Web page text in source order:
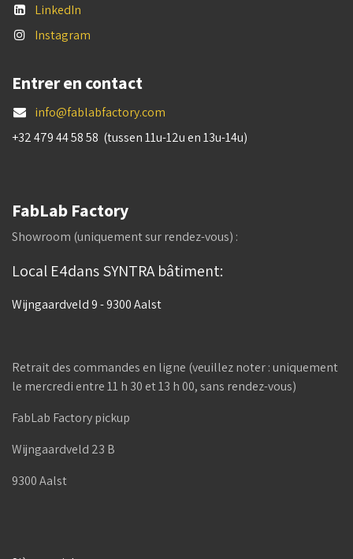
LinkedIn
Instagram
Entrer en contact
info@fablabfactory.com
+32 479 44 58 58 (tussen 11u-12u en 13u-14u)
FabLab Factory
Showroom (uniquement sur rendez-vous) :
Local E4dans SYNTRA bâtiment:
Wijngaardveld 9 - 9300 Aalst
Retrait des commandes en ligne (veuillez noter : uniquement
le mercredi entre 11 h 30 et 13 h 00, sans rendez-vous)
FabLab Factory pickup
Wijngaardveld 23 B
9300 Aalst